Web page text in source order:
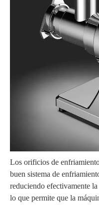
Los orificios de
buen sistema de
reduciendo efectivamente
lo que permite que la